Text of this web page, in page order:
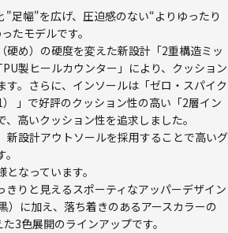
"足幅"を広げ、圧迫感のない“よりゆったり
たモデルです。
硬め）の硬度を変えた新設計「2重構造ミッ
製ヒールカウンター」により、クッション
す。さらに、インソールは「ゼロ・スパイク
」で好評のクッション性の高い「2層イン
高いクッション性を追求しました。
新設計アウトソールを採用することで高いグ
なっています。
きりと見えるスポーティなアッパーデザイン
）に加え、落ち着きのあるアースカラーの
3色展開のラインアップです。